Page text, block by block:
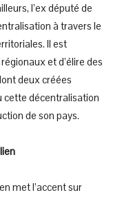
l’ex député de
à travers le
Il est
et d’élire des
deux créées
cette décentralisation
de son pays.
met l’accent sur